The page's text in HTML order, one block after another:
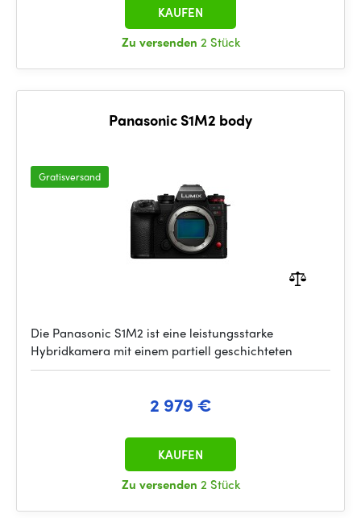
Zu versenden 2 Stück
KAUFEN
Panasonic S1M2 body
Gratisversand
Die Panasonic S1M2 ist eine leistungsstarke
Hybridkamera mit einem partiell geschichteten
2 979 €
Zu versenden 2 Stück
KAUFEN